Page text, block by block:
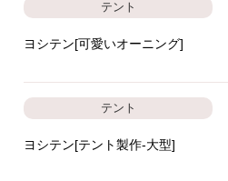
テント
ヨシテン[可愛いオーニング]
テント
ヨシテン[テント製作‐大型]